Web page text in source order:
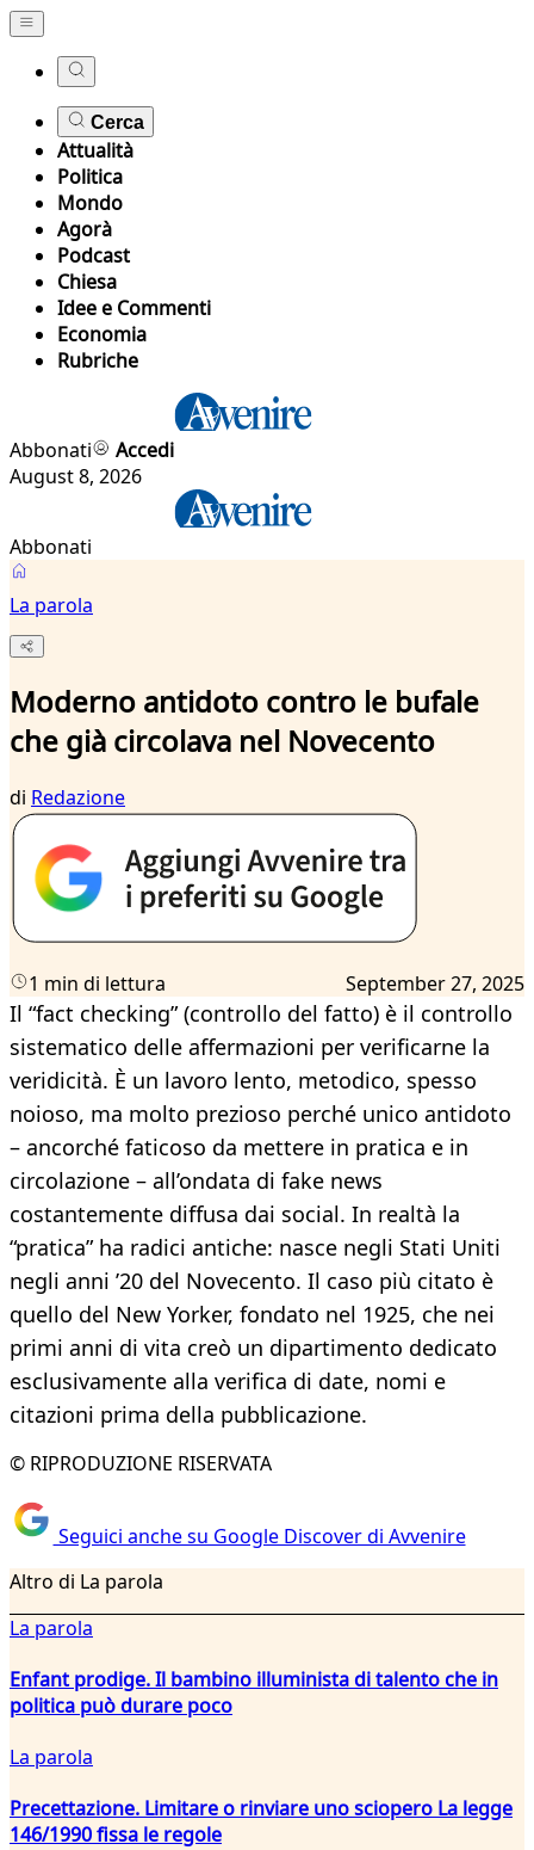
Cerca
Attualità
Politica
Mondo
Agorà
Podcast
Chiesa
Idee e Commenti
Economia
Rubriche
Abbonati
Accedi
August 8, 2026
Abbonati
La parola
Moderno antidoto contro le bufale
che già circolava nel Novecento
di Redazione
1 min di lettura September 27, 2025
Il “fact checking” (controllo del fatto) è il controllo
sistematico delle affermazioni per verificarne la
veridicità. È un lavoro lento, metodico, spesso
noioso, ma molto prezioso perché unico antidoto
– ancorché faticoso da mettere in pratica e in
circolazione – all’ondata di fake news
costantemente diffusa dai social. In realtà la
“pratica” ha radici antiche: nasce negli Stati Uniti
negli anni ’20 del Novecento. Il caso più citato è
quello del New Yorker, fondato nel 1925, che nei
primi anni di vita creò un dipartimento dedicato
esclusivamente alla verifica di date, nomi e
citazioni prima della pubblicazione.
© RIPRODUZIONE RISERVATA
Seguici anche su Google Discover di Avvenire
Altro di La parola
La parola
Enfant prodige. Il bambino illuminista di talento che in
politica può durare poco
La parola
Precettazione. Limitare o rinviare uno sciopero La legge
146/1990 fissa le regole